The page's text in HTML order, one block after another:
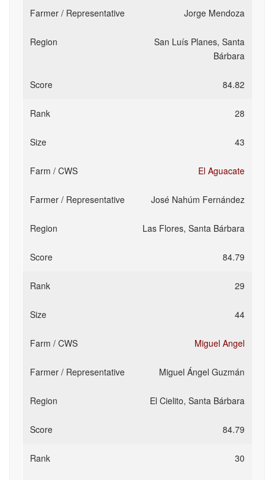
Jorge Mendoza
San Luís Planes, Santa
Bárbara
84.82
28
43
El Aguacate
José Nahúm Fernández
Las Flores, Santa Bárbara
84.79
29
44
Miguel Angel
Miguel Ángel Guzmán
El Cielito, Santa Bárbara
84.79
30